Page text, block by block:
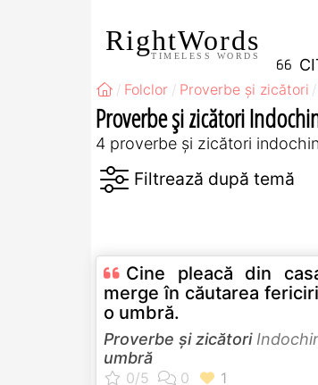
RightWords
TIMELESS WORDS
Folclor Proverbe și zicători
Proverbe și zicători
4 proverbe și zicători
Cine pleacă din
merge în căutarea
o umbră.
Proverbe și zicători
umbră